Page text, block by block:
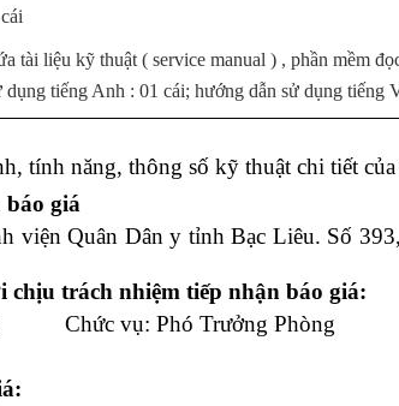
tài liệu kỹ thuật ( service manual ) , phần mềm
dụng tiếng Anh : 01 cái; hướng dẫn sử dụng tiếng
tính năng, thông số kỹ thuật chi tiết
giá
viện Quân Dân y tỉnh Bạc Liêu. Số
chịu trách nhiệm tiếp nhận báo giá:
Chức vụ: Phó Trưởng Phòng